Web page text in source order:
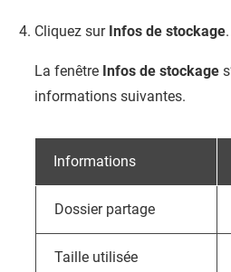
Cliquez sur Infos de stockage.
La fenêtre Infos de stockage
informations suivantes.
Informations
Dossier partage
Taille utilisée